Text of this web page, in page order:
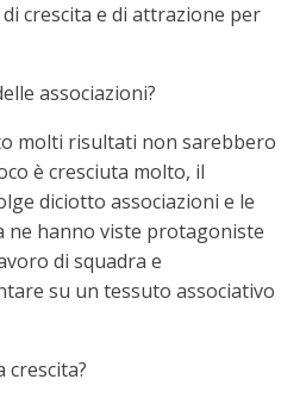
crescita e di attrazione per
associazioni?
molti risultati non sarebbero
è cresciuta molto, il
diciotto associazioni e le
ne hanno viste protagoniste
di squadra e
su un tessuto associativo
crescita?